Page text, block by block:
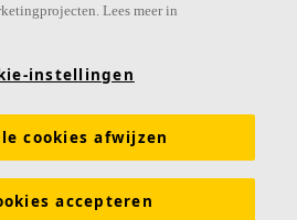
Kennis akoestiek
Kleuren en oppervlakken
DOP (Declarations of Performance)
Lees meer in
instellingen
cookies afwijzen
accepteren